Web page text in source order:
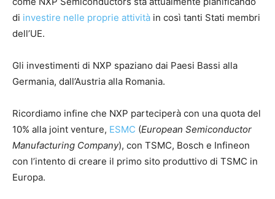
di investire nelle proprie attività in così tanti Stati membri
dell’UE.
Gli investimenti di NXP spaziano dai Paesi Bassi alla
Germania, dall’Austria alla Romania.
Ricordiamo infine che NXP parteciperà con una quota del
10% alla joint venture, ESMC (European Semiconductor
Manufacturing Company), con TSMC, Bosch e Infineon
con l’intento di creare il primo sito produttivo di TSMC in
Europa.